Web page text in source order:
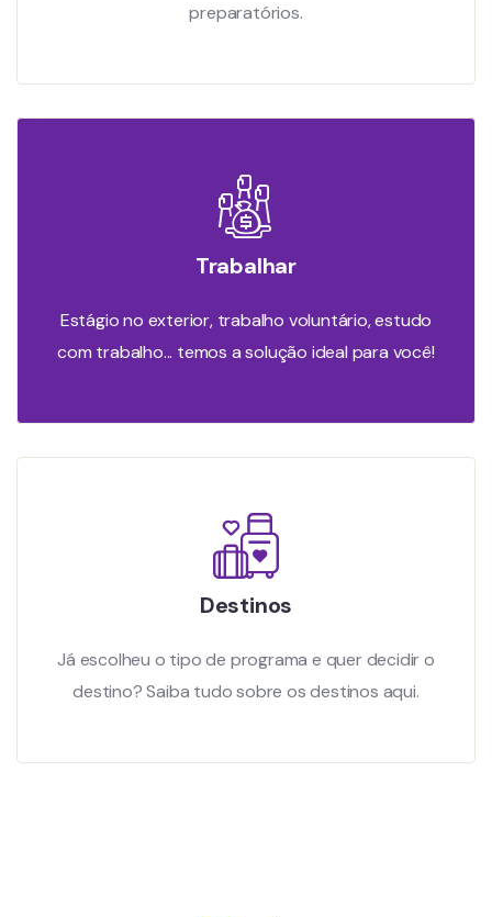
preparatórios.
Trabalhar
Estágio no exterior, trabalho voluntário, estudo
com trabalho... temos a solução ideal para você!
Destinos
Já escolheu o tipo de programa e quer decidir o
destino? Saiba tudo sobre os destinos aqui.